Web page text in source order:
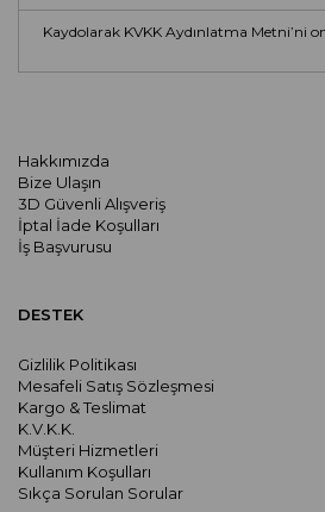
Hakkımızda
Bize Ulaşın
3D Güvenli Alışveriş
İptal İade Koşulları
İş Başvurusu
Kaydolarak KVKK Aydınlatma Metni’ni
DESTEK
Gizlilik Politikası
Mesafeli Satış Sözleşmesi
Kargo & Teslimat
K.V.K.K.
Müşteri Hizmetleri
Kullanım Koşulları
Sıkça Sorulan Sorular